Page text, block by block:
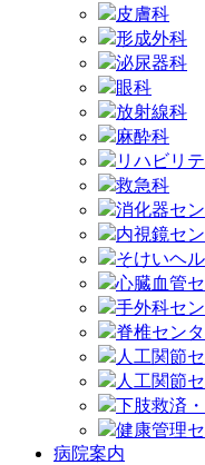
皮膚科
形成外科
泌尿器科
眼科
放射線科
麻酔科
リハビリ
救急科
消化器セ
内視鏡セ
そけいヘ
心臓血管
手外科セ
脊椎セン
人工関節
人工関節
下肢救済
健康管理
病院案内